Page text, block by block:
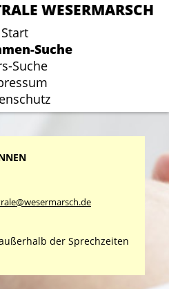
WESERMARSCH
Start
Suche
Suche
WESERMARSCH
Start
Suche
Suche
der Sprechzeiten